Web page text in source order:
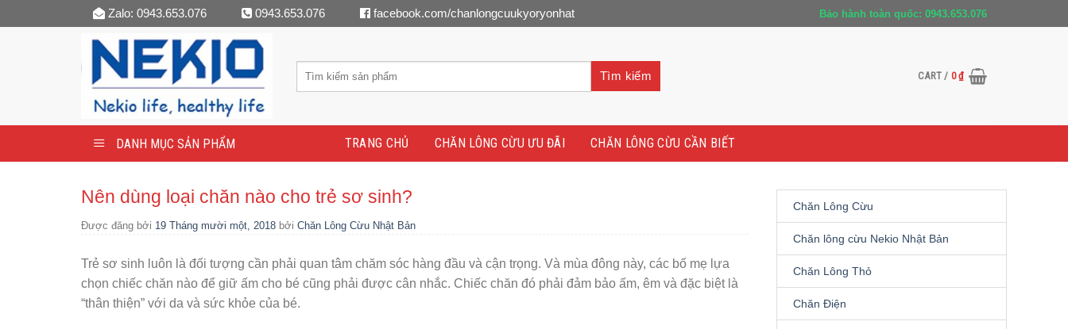
to
Zalo: 0943.653.076 0943.653.076 facebook.com/chanlongcuukyoryonhat Bảo hành toàn quốc: 0943.653.076
Tìm kiếm CART / 0₫
DANH MỤC SẢN PHẨM TRANG CHỦ CHĂN LÔNG CỪU ƯU ĐÃI CHĂN LÔNG CỪU CẦN BIẾT
Nên dùng loại chăn nào cho trẻ sơ sinh?
Được đăng bởi 19 Tháng mười một, 2018 bởi Chăn Lông Cừu Nhật Bản
Trẻ sơ sinh luôn là đối tượng cần phải quan tâm chăm sóc hàng đầu và cận trọng. Và mùa đông này, các bố mẹ lựa
chọn chiếc chăn nào để giữ ấm cho bé cũng phải được cân nhắc. Chiếc chăn đó phải đảm bảo ấm, êm và đặc biệt là
“thân thiện” với da và sức khỏe của bé.
Chăn Lông Cừu
Chăn lông cừu Nekio Nhật Bản
Chăn Lông Thỏ
Chăn Điện